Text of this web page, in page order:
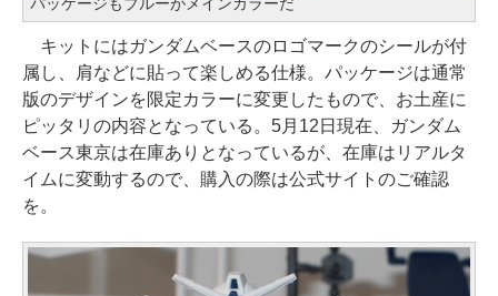
パッケージもブルーがメインカラーだ
キットにはガンダムベースのロゴマークのシールが付
属し、肩などに貼って楽しめる仕様。パッケージは通常
版のデザインを限定カラーに変更したもので、お土産に
ピッタリの内容となっている。5月12日現在、ガンダム
ベース東京は在庫ありとなっているが、在庫はリアルタ
イムに変動するので、購入の際は公式サイトのご確認
を。